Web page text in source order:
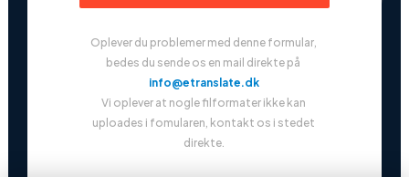
Oplever du problemer med denne formular,
info@etranslate.dk
Vi oplever at nogle filformater ikke kan
uploades i fomularen, kontakt os i stedet
direkte.